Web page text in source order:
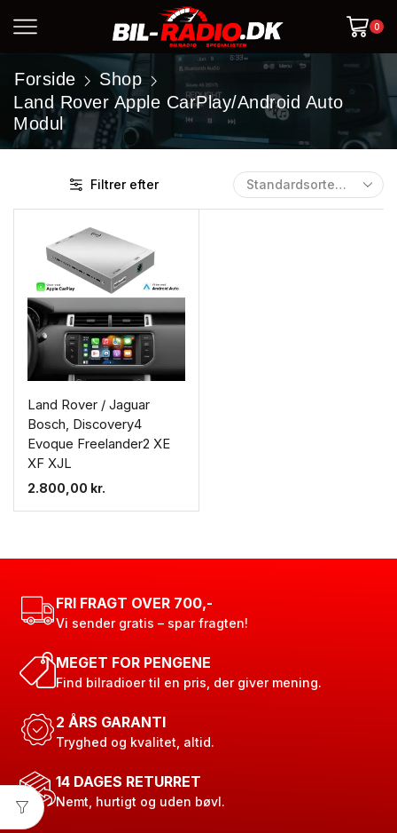
0
Forside
Shop
Land Rover Apple CarPlay/Android Auto
Modul
Filtrer efter
Land Rover / Jaguar
Bosch, Discovery4
Evoque Freelander2 XE
XF XJL
2.800,00 kr.
FRI FRAGT OVER 700,-
Vi sender gratis – spar fragten!
MEGET FOR PENGENE
Find bilradioer til en pris, der giver mening.
2 ÅRS GARANTI
Tryghed og kvalitet, altid.
14 DAGES RETURRET
Nemt, hurtigt og uden bøvl.